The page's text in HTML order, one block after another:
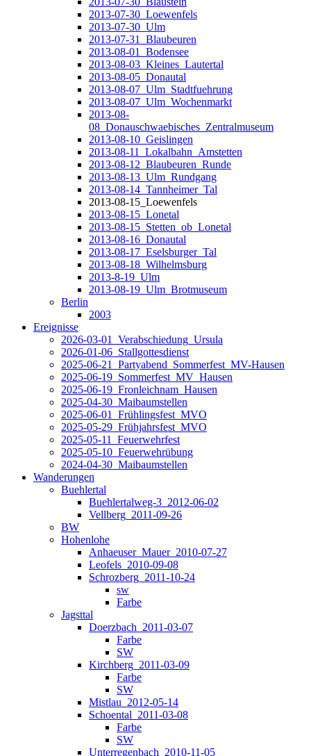
2013-07-30_Loewenfels
2013-07-30_Ulm
2013-07-31_Blaubeuren
2013-08-01_Bodensee
2013-08-03_Kleines_Lautertal
2013-08-05_Donautal
2013-08-07_Ulm_Stadtfuehrung
2013-08-07_Ulm_Wochenmarkt
2013-08-
08_Donauschwaebisches_Zentralmuseum
2013-08-10_Geislingen
2013-08-11_Lokalbahn_Amstetten
2013-08-12_Blaubeuren_Runde
2013-08-13_Ulm_Rundgang
2013-08-14_Tannheimer_Tal
2013-08-15_Loewenfels
2013-08-15_Lonetal
2013-08-15_Stetten_ob_Lonetal
2013-08-16_Donautal
2013-08-17_Eselsburger_Tal
2013-08-18_Wilhelmsburg
2013-8-19_Ulm
2013-08-19_Ulm_Brotmuseum
Berlin
2003
Ereignisse
2026-03-01_Verabschiedung_Ursula
2026-01-06_Stallgottesdienst
2025-06-21_Partyabend_Sommerfest_MV-Hausen
2025-06-19_Sommerfest_MV_Hausen
2025-06-19_Fronleichnam_Hausen
2025-04-30_Maibaumstellen
2025-06-01_Frühlingsfest_MVO
2025-05-29_Frühjahrsfest_MVO
2025-05-11_Feuerwehrfest
2025-05-10_Feuerwehrübung
2024-04-30_Maibaumstellen
Wanderungen
Buehlertal
Buehlertalweg-3_2012-06-02
Vellberg_2011-09-26
BW
Hohenlohe
Anhaeuser_Mauer_2010-07-27
Leofels_2010-09-08
Schrozberg_2011-10-24
sw
Farbe
Jagsttal
Doerzbach_2011-03-07
Farbe
SW
Kirchberg_2011-03-09
Farbe
SW
Mistlau_2012-05-14
Schoental_2011-03-08
Farbe
SW
Unterregenbach_2010-11-05